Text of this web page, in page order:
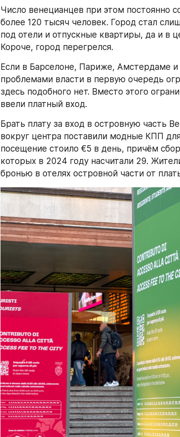
Число венецианцев при этом постоянно
более 120 тысяч человек. Город стал
под отели и отпускные квартиры, да и в
Короче, город перегрелся.
Если в Барселоне, Париже, Амстердаме
проблемами власти в первую очередь
здесь подобного нет. Вместо этого
ввели платный вход.
Брать плату за вход в островную часть
вокруг центра поставили модные КПП
посещение стоило €5 в день, причём
которых в 2024 году насчитали 29.
бронью в отелях островной части от